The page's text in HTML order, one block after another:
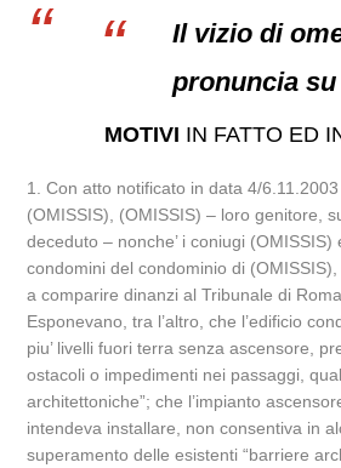
Il vizio di
pronuncia
MOTIVI IN FATTO ED
1. Con atto notificato in data 4/
(OMISSIS), (OMISSIS) – loro genitore,
deceduto – nonche’ i coniugi (OMISSIS)
condomini del condominio di
a comparire dinanzi al Tribunale di Roma.
Esponevano, tra l’altro, che l’edificio
piu’ livelli fuori terra senza ascensore,
ostacoli o impedimenti nei passaggi,
architettoniche”; che l’impianto
intendeva installare, non consentiva in
superamento delle esistenti “barriere